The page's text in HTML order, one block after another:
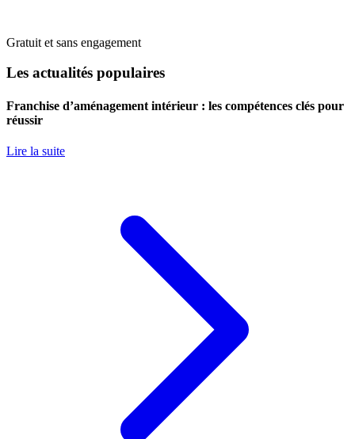
Gratuit et sans engagement
Les actualités populaires
Franchise d’aménagement intérieur : les compétences clés pour
réussir
Lire la suite